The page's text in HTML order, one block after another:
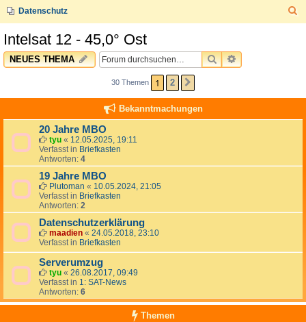
Datenschutz
Intelsat 12 - 45,0° Ost
NEUES THEMA SUCHEERWEITERTE
30 Themen 1 2
Bekanntmachungen
20 Jahre MBO
tyu « 12.05.2025, 19:11
Verfasst in Briefkasten
Antworten: 4
19 Jahre MBO
Plutoman « 10.05.2024, 21:05
Verfasst in Briefkasten
Antworten: 2
Datenschutzerklärung
maadien « 24.05.2018, 23:10
Verfasst in Briefkasten
Serverumzug
tyu « 26.08.2017, 09:49
Verfasst in 1: SAT-News
Antworten: 6
Themen